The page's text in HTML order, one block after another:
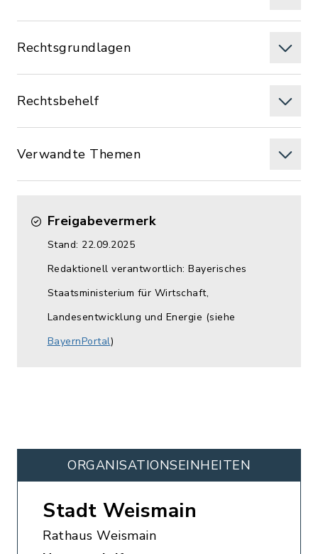
Rechtsgrundlagen
Rechtsbehelf
Verwandte Themen
Freigabevermerk
Stand: 22.09.2025
Redaktionell verantwortlich: Bayerisches
Staatsministerium für Wirtschaft,
Landesentwicklung und Energie (siehe
BayernPortal)
ORGANISATIONS­EINHEITEN
Stadt Weismain
Rathaus Weismain